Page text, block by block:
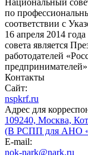
Национальный
по
соответствии с
16 апреля 2014
совета является
работодателей
Контакты
Сайт:
nspkrf.ru
Адрес для
109240, Москва,
(В РСПП для АНО
E-mail:
nok-nark@nark.ru